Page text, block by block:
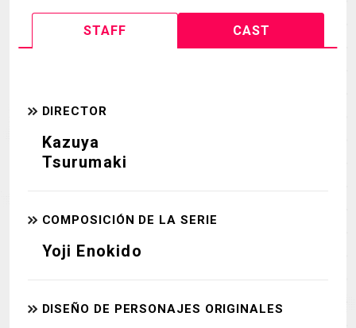
STORY
MECHA
THEATER
STAFF CAST
DIRECTOR
Kazuya
Tsurumaki
COMPOSICIÓN DE LA SERIE
Yoji Enokido
DISEÑO DE PERSONAJES ORIGINALES